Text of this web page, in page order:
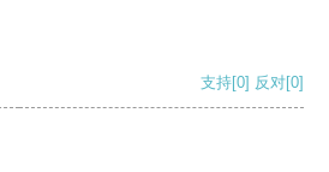
支持[0] 反对[0]